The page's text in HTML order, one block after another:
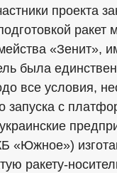
проекта
ракет
«Зенит»,
была
все условия,
запуска с
«Южное»)
ракету-